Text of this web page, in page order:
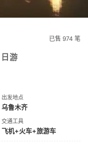
已售 974 笔
游
出发地点
乌鲁木齐
交通工具
飞机+火车+旅游车